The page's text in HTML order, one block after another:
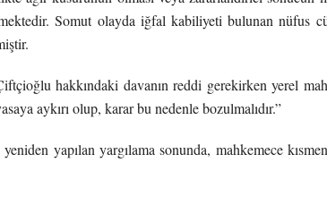
Somut olayda iğfal kabiliyeti bulunan nüfus
hakkındaki davanın reddi gerekirken yerel
aykırı olup, karar bu nedenle bozulmalıdır.”
yapılan yargılama sonunda, mahkemece